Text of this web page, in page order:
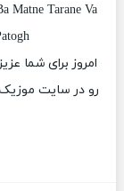
Matne Tarane Va
امروز برای شما
رو در سایت موزیک